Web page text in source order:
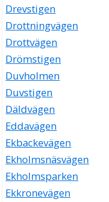
Drevstigen
Drottningvägen
Drottvägen
Drömstigen
Duvholmen
Duvstigen
Däldvägen
Eddavägen
Ekbackevägen
Ekholmsnäsvägen
Ekholmsparken
Ekkronevägen